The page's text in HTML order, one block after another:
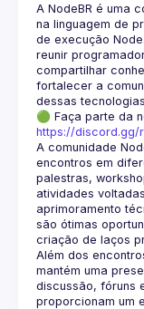
A NodeBR é uma
na linguagem de
de execução
reunir
compartilhar
fortalecer a
🟢 Faça parte da
https://discord.gg/
A comunidade
encontros em
palestras,
atividades
aprimoramento
são ótimas
Além dos
mantém uma
discussão, fóruns
proporcionam um